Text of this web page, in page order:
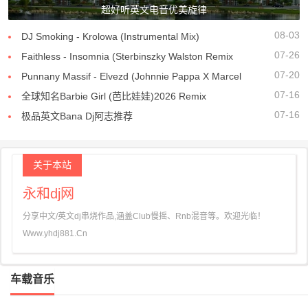
超好听英文电音优美旋律
08-03
DJ Smoking - Krolowa (Instrumental Mix)
07-26
Faithless - Insomnia (Sterbinszky Walston Remix
07-20
Punnany Massif - Elvezd (Johnnie Pappa X Marcel
07-16
全球知名Barbie Girl (芭比娃娃)2026 Remix
07-16
极品英文Bana Dj阿志推荐
关于本站
永和dj网
分享中文/英文dj串烧作品,涵盖Club慢摇、Rnb混音等。欢迎光临！
Www.yhdj881.Cn
车载音乐